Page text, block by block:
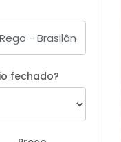
fechado?